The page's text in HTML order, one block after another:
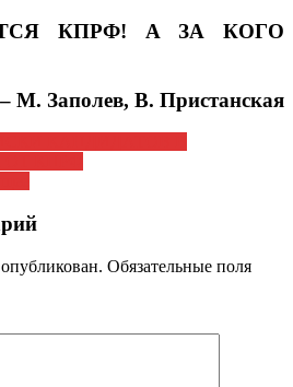
КПРФ! А ЗА КОГО
– М. Заполев, В. Пристанская
Обязательные поля